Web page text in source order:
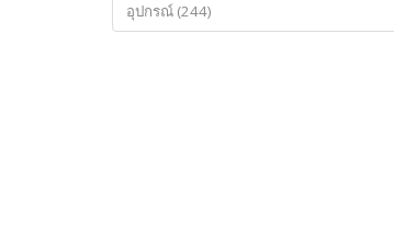
อุปกรณ์ (244)